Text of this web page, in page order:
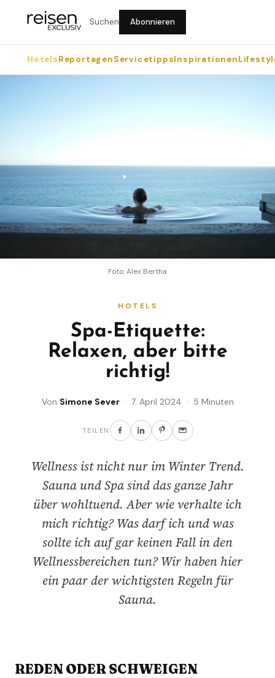
Suchen Abonnieren
HotelsReportagenServicetippsInspirationen
Foto: Alex Bertha
HOTELS
Spa-Etiquette:
Relaxen, aber bitte
richtig!
Von Simone Sever· 7. April 2024 · 5 Minuten
TEILEN
Wellness ist nicht nur im Winter Trend.
Sauna und Spa sind das ganze Jahr
über wohltuend. Aber wie verhalte ich
mich richtig? Was darf ich und was
sollte ich auf gar keinen Fall in den
Wellnessbereichen tun? Wir haben hier
ein paar der wichtigsten Regeln für
Sauna.
REDEN ODER SCHWEIGEN